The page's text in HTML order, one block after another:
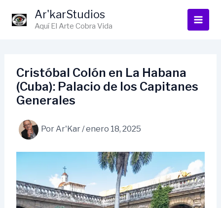
contenido
Ar'karStudios
Aquí El Arte Cobra Vida
Cristóbal Colón en La Habana
(Cuba): Palacio de los Capitanes
Generales
PorAr'Kar/enero 18, 2025